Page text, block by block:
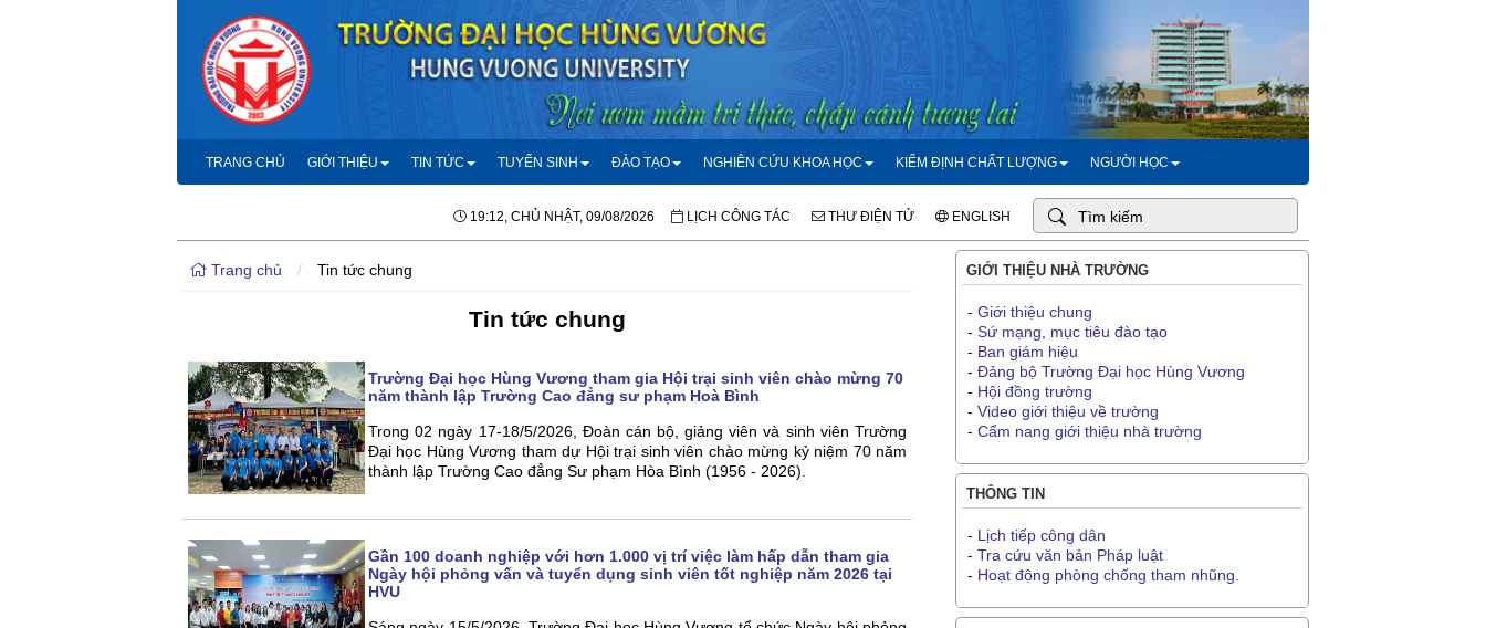
TRANG CHỦ GIỚI THIỆU TIN TỨC TUYỂN SINH ĐÀO TẠO NGHIÊN CỨU KHOA HỌC KIỂM ĐỊNH CHẤT LƯỢNG NGƯỜI HỌC
19:12, CHỦ NHẬT, 09/08/2026 LỊCH CÔNG TÁC THƯ ĐIỆN TỬ ENGLISH
Trang chủ / Tin tức chung
Tin tức chung
Trường Đại học Hùng Vương tham gia Hội trại sinh viên chào mừng 70
năm thành lập Trường Cao đẳng sư phạm Hoà Bình
Trong 02 ngày 17-18/5/2026, Đoàn cán bộ, giảng viên và sinh viên Trường
Đại học Hùng Vương tham dự Hội trại sinh viên chào mừng kỷ niệm 70 năm
thành lập Trường Cao đẳng Sư phạm Hòa Bình (1956 - 2026).
Gần 100 doanh nghiệp với hơn 1.000 vị trí việc làm hấp dẫn tham gia
Ngày hội phỏng vấn và tuyển dụng sinh viên tốt nghiệp năm 2026 tại
HVU
GIỚI THIỆU NHÀ TRƯỜNG
- Giới thiệu chung
- Sứ mạng, mục tiêu đào tạo
- Ban giám hiệu
- Đảng bộ Trường Đại học Hùng Vương
- Hội đồng trường
- Video giới thiệu về trường
- Cẩm nang giới thiệu nhà trường
THÔNG TIN
- Lịch tiếp công dân
- Tra cứu văn bản Pháp luật
- Hoạt động phòng chống tham nhũng.